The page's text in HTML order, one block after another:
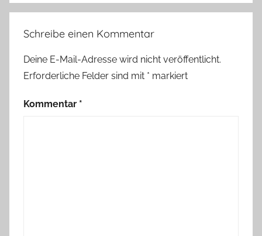
Schreibe einen Kommentar
Deine E-Mail-Adresse wird nicht veröffentlicht.
Erforderliche Felder sind mit * markiert
Kommentar *